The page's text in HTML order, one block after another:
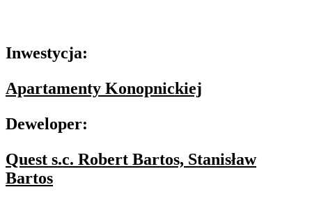
Inwestycja:
Apartamenty Konopnickiej
Deweloper:
Quest s.c. Robert Bartos, Stanisław
Bartos